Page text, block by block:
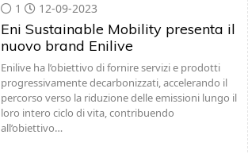
1 12-09-2023
Eni Sustainable Mobility presenta il
nuovo brand Enilive
Enilive ha l’obiettivo di fornire servizi e prodotti
progressivamente decarbonizzati, accelerando il
percorso verso la riduzione delle emissioni lungo il
loro intero ciclo di vita, contribuendo
all’obiettivo…